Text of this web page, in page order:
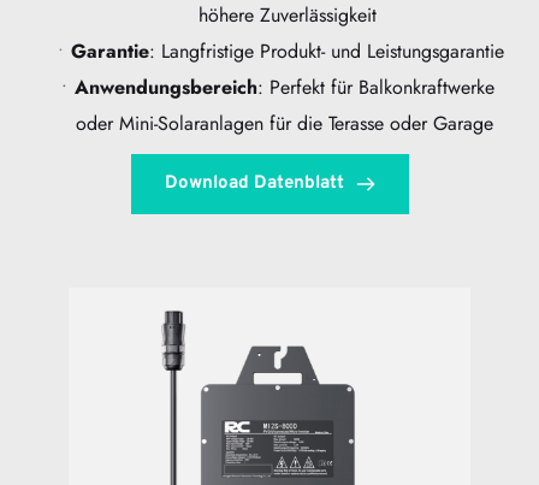
höhere Zuverlässigkeit
Garantie: Langfristige Produkt- und Leistungsgarantie
Anwendungsbereich: Perfekt für Balkonkraftwerke
oder Mini-Solaranlagen für die Terasse oder Garage
Download Datenblatt